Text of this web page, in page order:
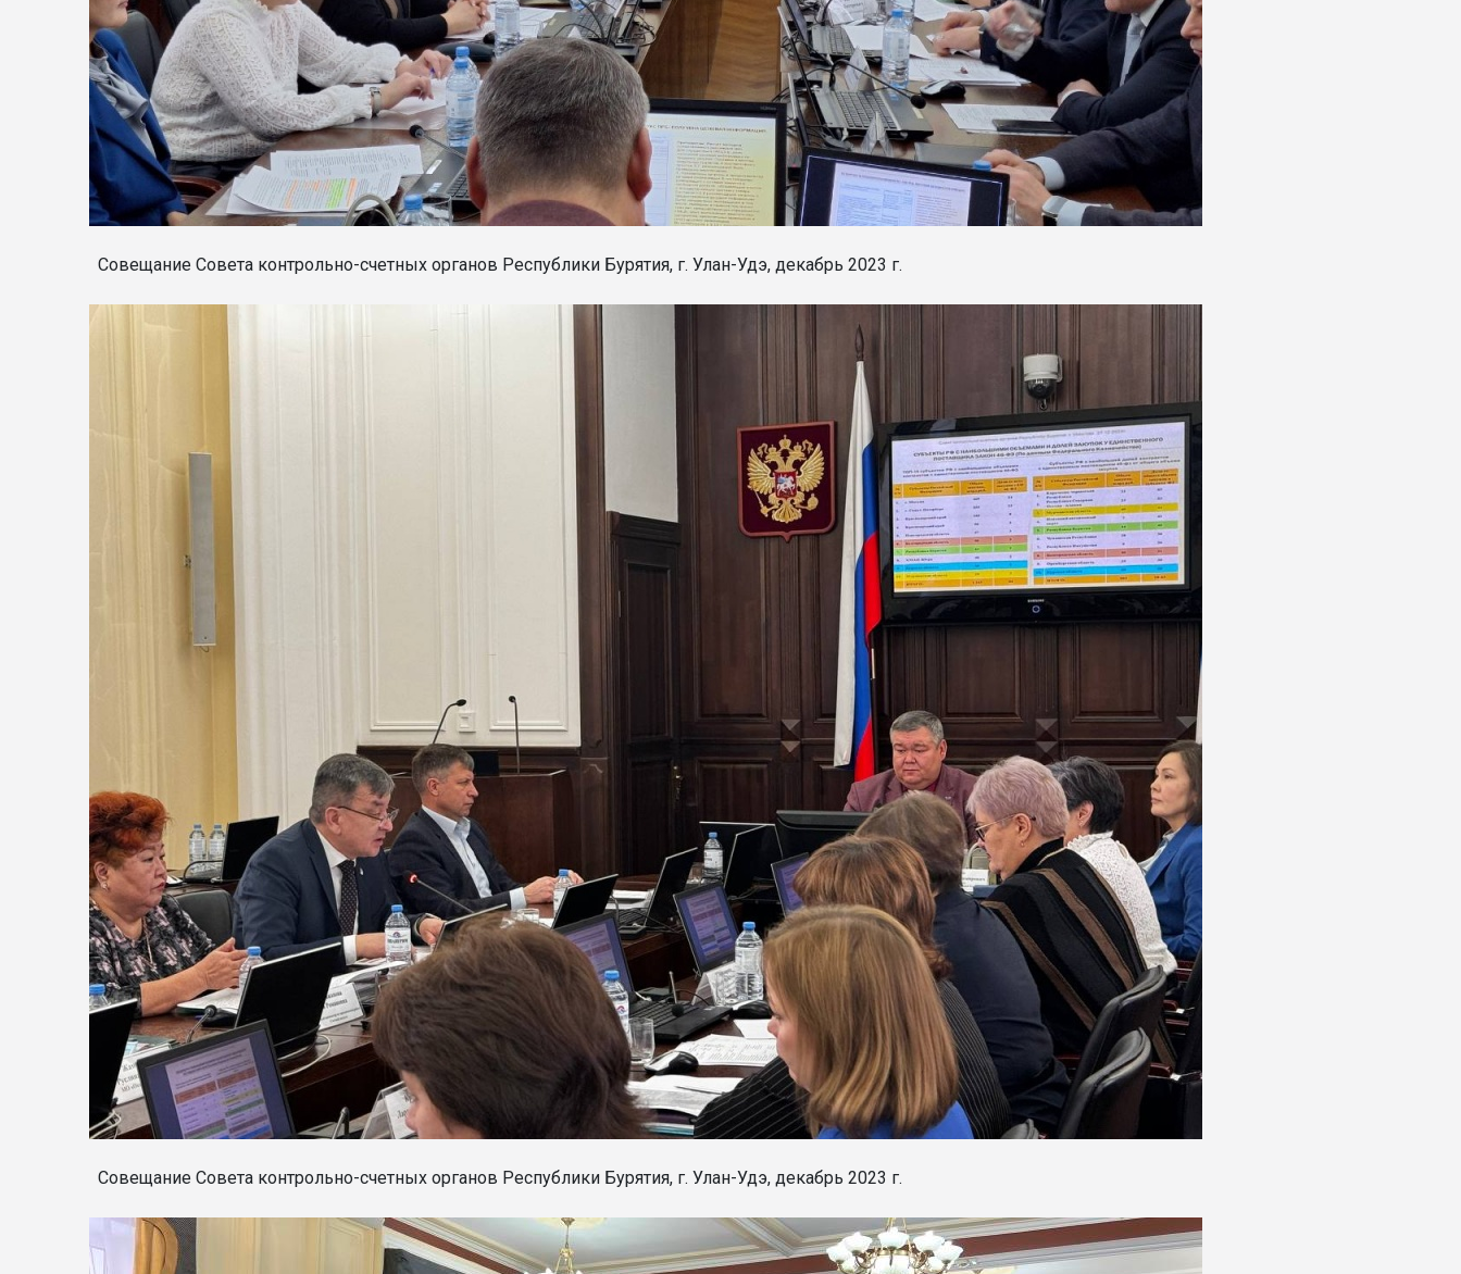
Совещание Совета контрольно-счетных органов Республики Бурятия, г. Улан-Удэ, декабрь 2023 г.
Совещание Совета контрольно-счетных органов Республики Бурятия, г. Улан-Удэ, декабрь 2023 г.